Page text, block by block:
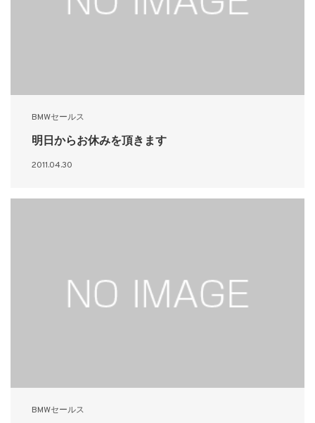
BMWセールス
明日からお休みを頂きます
2011.04.30
BMWセールス